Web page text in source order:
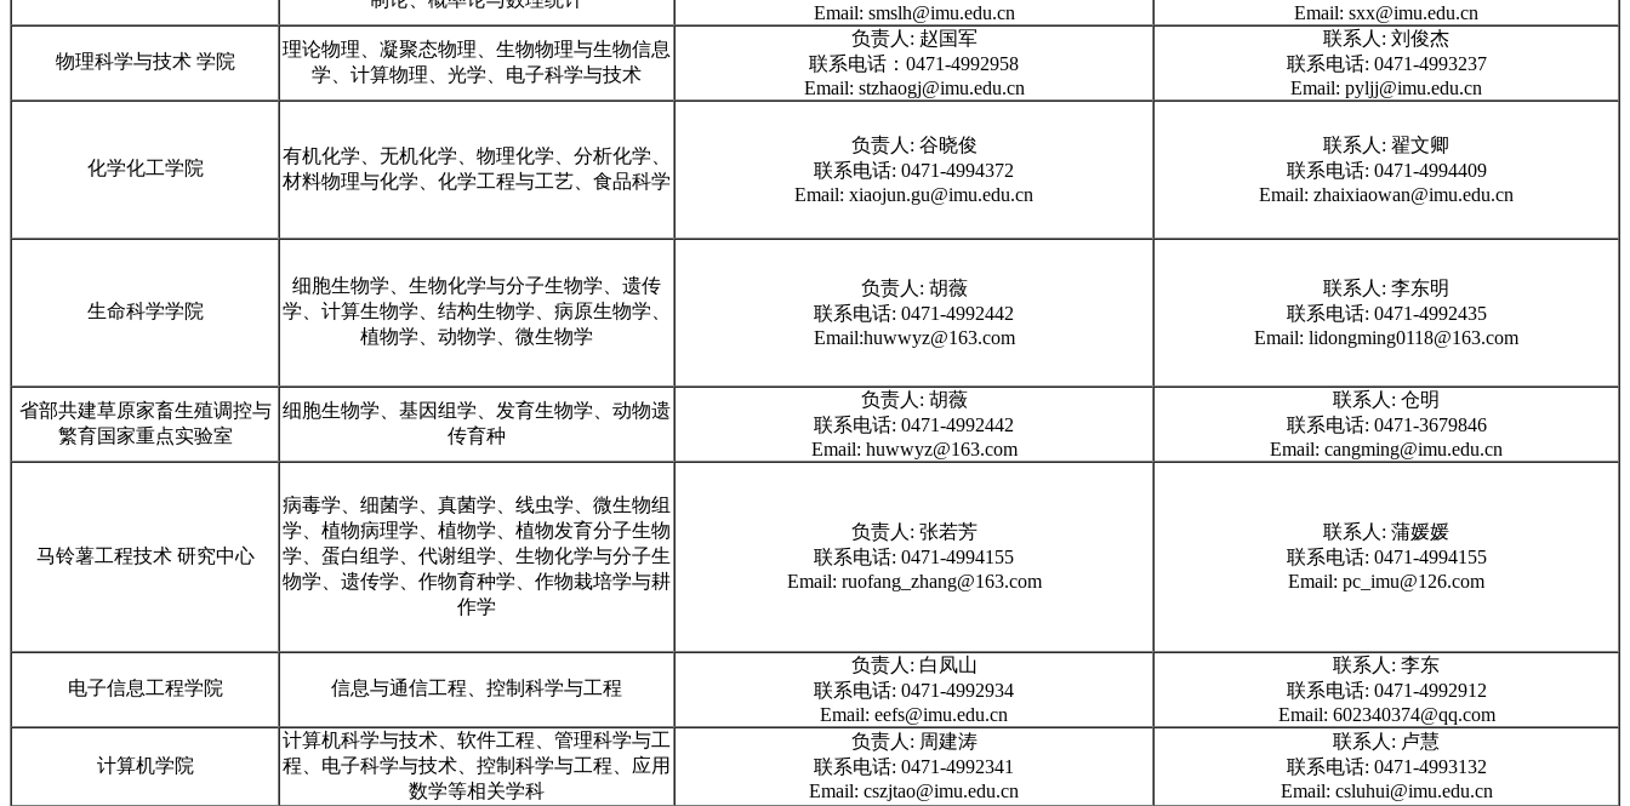
Email: smslh@imu.edu.cn
Email: sxx@imu.edu.cn
物理科学与技术 学院
理论物理、凝聚态物理、生物物理与生物信息
学、计算物理、光学、电子科学与技术
负责人: 赵国军
联系电话：0471-4992958
Email: stzhaogj@imu.edu.cn
联系人: 刘俊杰
联系电话: 0471-4993237
Email: pyljj@imu.edu.cn
化学化工学院
有机化学、无机化学、物理化学、分析化学、
材料物理与化学、化学工程与工艺、食品科学
负责人: 谷晓俊
联系电话: 0471-4994372
Email: xiaojun.gu@imu.edu.cn
联系人: 翟文卿
联系电话: 0471-4994409
Email: zhaixiaowan@imu.edu.cn
生命科学学院
细胞生物学、生物化学与分子生物学、遗传
学、计算生物学、结构生物学、病原生物学、
植物学、动物学、微生物学
负责人: 胡薇
联系电话: 0471-4992442
Email:huwwyz@163.com
联系人: 李东明
联系电话: 0471-4992435
Email: lidongming0118@163.com
省部共建草原家畜生殖调控与
繁育国家重点实验室
细胞生物学、基因组学、发育生物学、动物遗
传育种
负责人: 胡薇
联系电话: 0471-4992442
Email: huwwyz@163.com
联系人: 仓明
联系电话: 0471-3679846
Email: cangming@imu.edu.cn
马铃薯工程技术 研究中心
病毒学、细菌学、真菌学、线虫学、微生物组
学、植物病理学、植物学、植物发育分子生物
学、蛋白组学、代谢组学、生物化学与分子生
物学、遗传学、作物育种学、作物栽培学与耕
作学
负责人: 张若芳
联系电话: 0471-4994155
Email: ruofang_zhang@163.com
联系人: 蒲媛媛
联系电话: 0471-4994155
Email: pc_imu@126.com
电子信息工程学院 信息与通信工程、控制科学与工程
负责人: 白凤山
联系电话: 0471-4992934
Email: eefs@imu.edu.cn
联系人: 李东
联系电话: 0471-4992912
Email: 602340374@qq.com
计算机学院
计算机科学与技术、软件工程、管理科学与工
程、电子科学与技术、控制科学与工程、应用
数学等相关学科
负责人: 周建涛
联系电话: 0471-4992341
Email: cszjtao@imu.edu.cn
联系人: 卢慧
联系电话: 0471-4993132
Email: csluhui@imu.edu.cn